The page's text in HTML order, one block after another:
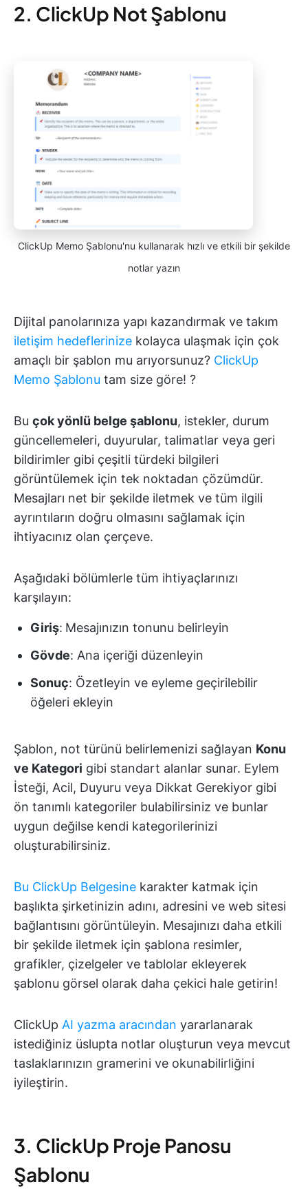
2. ClickUp Not Şablonu
ClickUp Memo Şablonu'nu kullanarak hızlı ve etkili bir şekilde
notlar yazın
Dijital panolarınıza yapı kazandırmak ve takım
iletişim hedeflerinize kolayca ulaşmak için çok
amaçlı bir şablon mu arıyorsunuz? ClickUp
Memo Şablonu tam size göre! ?
Bu çok yönlü belge şablonu, istekler, durum
güncellemeleri, duyurular, talimatlar veya geri
bildirimler gibi çeşitli türdeki bilgileri
görüntülemek için tek noktadan çözümdür.
Mesajları net bir şekilde iletmek ve tüm ilgili
ayrıntıların doğru olmasını sağlamak için
ihtiyacınız olan çerçeve.
Aşağıdaki bölümlerle tüm ihtiyaçlarınızı
karşılayın:
Giriş: Mesajınızın tonunu belirleyin
Gövde: Ana içeriği düzenleyin
Sonuç: Özetleyin ve eyleme geçirilebilir
öğeleri ekleyin
Şablon, not türünü belirlemenizi sağlayan Konu
ve Kategori gibi standart alanlar sunar. Eylem
İsteği, Acil, Duyuru veya Dikkat Gerekiyor gibi
ön tanımlı kategoriler bulabilirsiniz ve bunlar
uygun değilse kendi kategorilerinizi
oluşturabilirsiniz.
Bu ClickUp Belgesine karakter katmak için
başlıkta şirketinizin adını, adresini ve web sitesi
bağlantısını görüntüleyin. Mesajınızı daha etkili
bir şekilde iletmek için şablona resimler,
grafikler, çizelgeler ve tablolar ekleyerek
şablonu görsel olarak daha çekici hale getirin!
ClickUp AI yazma aracından yararlanarak
istediğiniz üslupta notlar oluşturun veya mevcut
taslaklarınızın gramerini ve okunabilirliğini
iyileştirin.
3. ClickUp Proje Panosu
Şablonu